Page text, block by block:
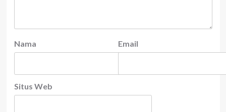
Nama Email
Situs Web